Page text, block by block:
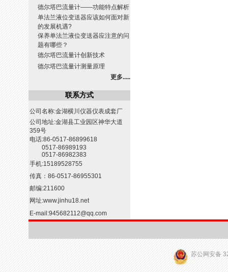
德尔塔巴流量计——功能特点解析
单法兰液位变送器应该如何面对新
的发展机遇?
保养单法兰液位变送器应注意的问
题有哪些？
德尔塔巴流量计创新技术
德尔塔巴流量计测量原理
更多.....
联系方式
公司名称:金湖横川仪器仪表成套厂
公司地址:金湖县工业园区神华大道
359号
电话:86-0517-86899618
0517-86989193
0517-86982383
手机:15189528755
传真：86-0517-86955301
邮编:211600
网址:www.jinhu18.net
E-mail:945682112@qq.com
苏公网安备